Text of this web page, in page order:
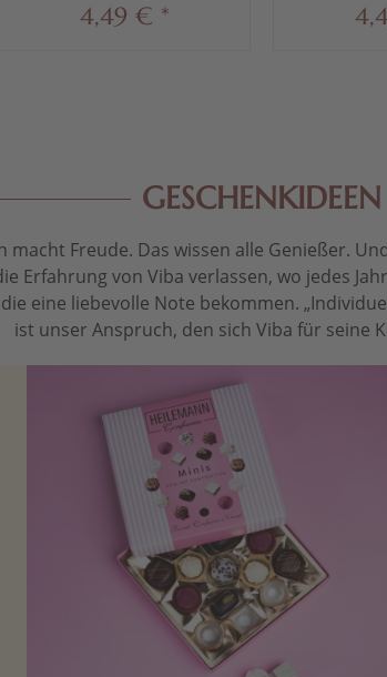
4,49 € *
macht Freude. Das wissen alle Genießer.
Erfahrung von Viba verlassen, wo jedes
eine liebevolle Note bekommen.
ist unser Anspruch, den sich Viba für seine